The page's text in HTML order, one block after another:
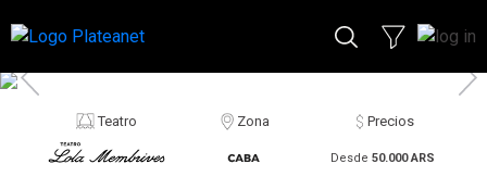
Teatro Zona Precios
Desde 50.000 ARS